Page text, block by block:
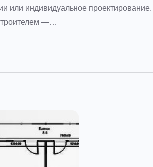
или индивидуальное
—…